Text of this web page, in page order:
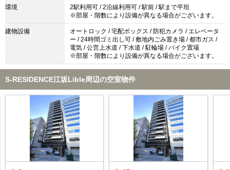
環境
2駅利用可 / 2沿線利用可 / 駅前 / 駅まで平坦
※部屋・階数により設備が異なる場合がございます。
建物設備
オートロック / 宅配ボックス / 防犯カメラ / エレベータ
ー / 24時間ゴミ出し可 / 敷地内ごみ置き場 / 都市ガス /
電気 / 公営上水道 / 下水道 / 駐輪場 / バイク置場
※部屋・階数により設備が異なる場合がございます。
S-RESIDENCE江坂Lible周辺の空室物件